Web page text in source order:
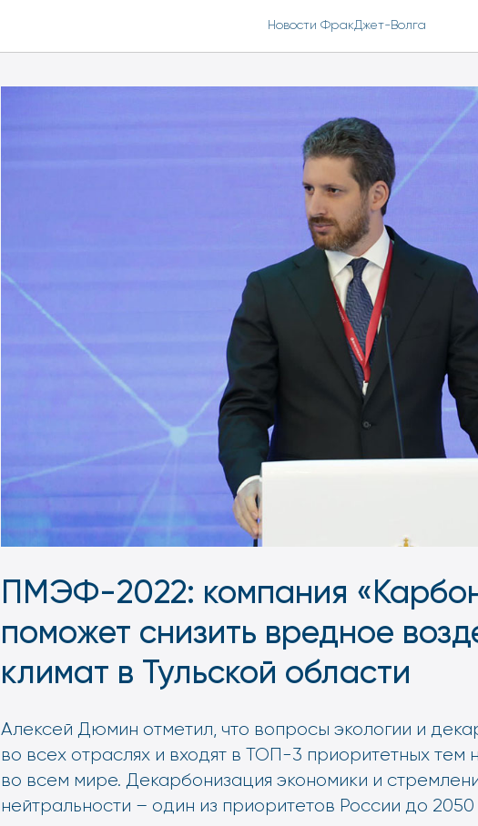
Новости ФракДжет-Волга
ПМЭФ-2022: компания
поможет снизить вредное
климат в Тульской области
Алексей Дюмин отметил, что вопросы экологии и
во всех отраслях и входят в ТОП-3 приоритетных тем
во всем мире. Декарбонизация экономики и
нейтральности – один из приоритетов России до 2050